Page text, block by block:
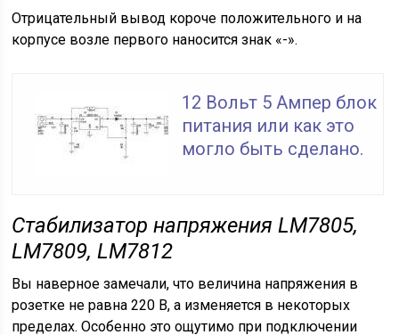
Отрицательный вывод короче положительного и на
корпусе возле первого наносится знак «-».
12 Вольт 5 Ампер блок
питания или как это
могло быть сделано.
Стабилизатор напряженияLM7805,
LM7809,LM7812
Вы наверное замечали, что величина напряжения в
розетке не равна 220 В, а изменяется в некоторых
пределах. Особенно это ощутимо при подключении